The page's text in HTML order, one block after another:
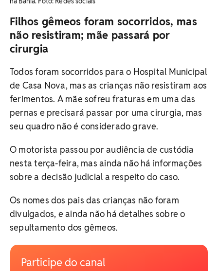
Filhos gêmeos foram socorridos, mas
não resistiram; mãe passará por
cirurgia
Todos foram socorridos para o Hospital Municipal
de Casa Nova, mas as crianças não resistiram aos
ferimentos. A mãe sofreu fraturas em uma das
pernas e precisará passar por uma cirurgia, mas
seu quadro não é considerado grave.
O motorista passou por audiência de custódia
nesta terça-feira, mas ainda não há informações
sobre a decisão judicial a respeito do caso.
Os nomes dos pais das crianças não foram
divulgados, e ainda não há detalhes sobre o
sepultamento dos gêmeos.
Participe do canal